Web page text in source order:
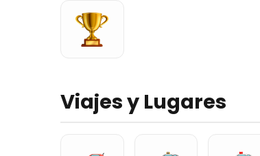
Viajes y Lugares